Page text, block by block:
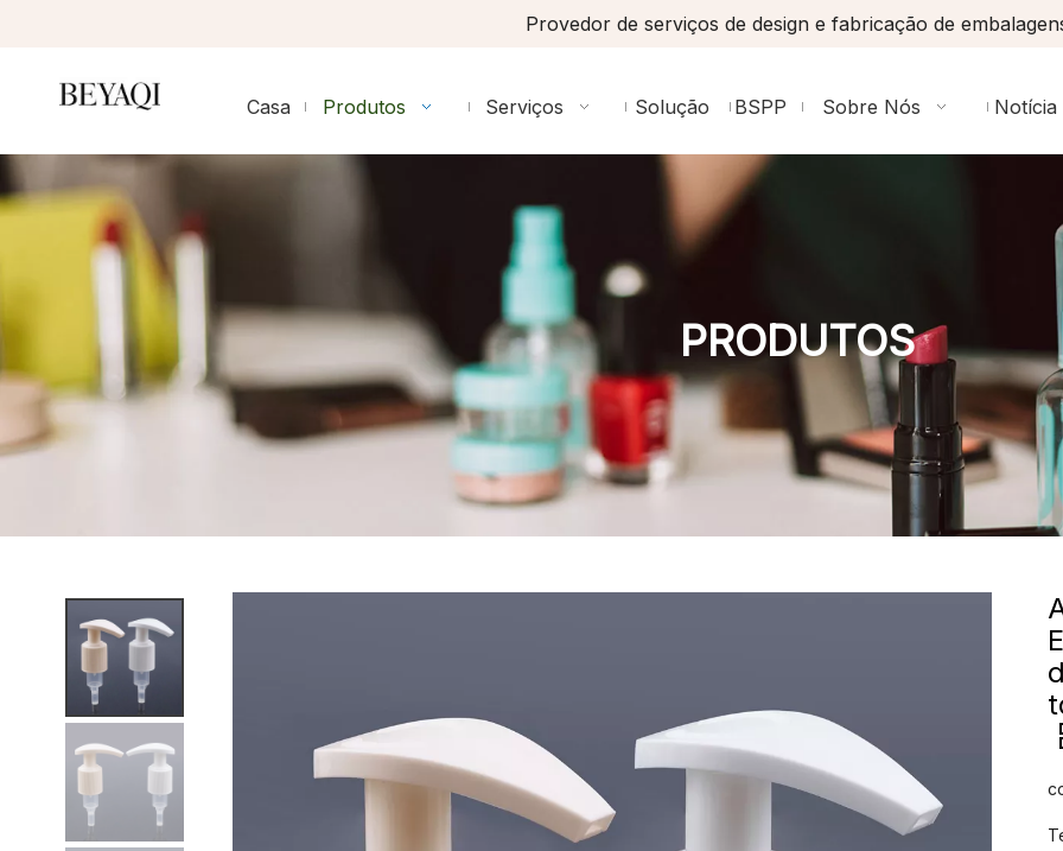
Provedor de serviços de design e fabricação de
Casa Produtos Serviços Solução BSPP Sobre Nós Notícia
PRODUTOS